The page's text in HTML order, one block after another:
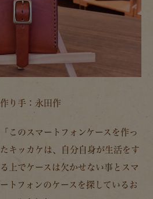
作り手：永田作
「このスマートフォンケースを作っ
たキッカケは、自分自身が生活をす
る上でケースは欠かせない事とスマ
ートフォンのケースを探しているお